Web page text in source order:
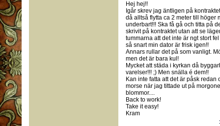
Hej hej!!
Igår skrev jag äntligen på
då alltså flytta ca 2 meter till höger
underbart!!! Ska få gå och titta på
skrivit på kontraktet utan att se
tummarna att det inte är ngt stort
så snart min dator är frisk igen!!
Annars rullar det på som vanligt.
men det är bara kul!
Mycket att städa i kyrkan då
varelser!!! ;) Men snälla é dem!!
Kan inte fatta att det är påsk
morse när jag tittade ut på
blommor....
Back to work!
Take it easy!
Kram